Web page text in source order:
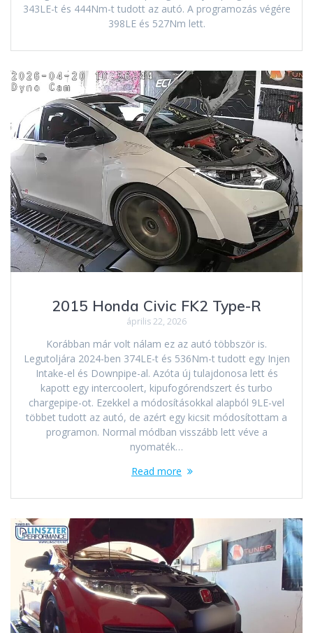
343LE-t és 444Nm-t tudott az autó. A programozás végére
398LE és 527Nm lett.
2015 Honda Civic FK2 Type-R
április 22, 2026
Korábban már volt nálam ez az autó többször is.
Legutoljára 2024-ben 374LE-t és 536Nm-t tudott egy Injen
Intake-el és Downpipe-al. Azóta új tulajdonosa lett és
kapott egy intercoolert, kipufogórendszert és turbo
chargepipe-ot. Ezekkel a módosításokkal alapból 9LE-vel
többet tudott az autó, de azért egy kicsit módosítottam a
programon. Normal módban visszább lett véve a
nyomaték…
Read more